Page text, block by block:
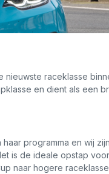
nieuwste raceklasse
en dient als een
programma en wij
is de ideale opstap voor
naar hogere